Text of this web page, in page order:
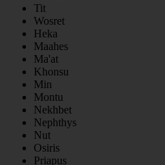
Tit
Wosret
Heka
Maahes
Ma'at
Khonsu
Min
Montu
Nekhbet
Nephthys
Nut
Osiris
Priapus